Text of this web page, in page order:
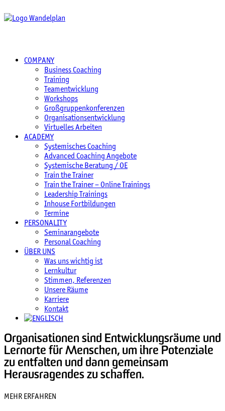
COMPANY
Business Coaching
Training
Teamentwicklung
Workshops
Großgruppenkonferenzen
Organisationsentwicklung
Virtuelles Arbeiten
ACADEMY
Systemisches Coaching
Advanced Coaching Angebote
Systemische Beratung / OE
Train the Trainer
Train the Trainer – Online Trainings
Leadership Trainings
Inhouse Fortbildungen
Termine
PERSONALITY
Seminarangebote
Personal Coaching
ÜBER UNS
Was uns wichtig ist
Lernkultur
Stimmen, Referenzen
Unsere Räume
Karriere
Kontakt
Organisationen sind Entwicklungsräume und
Lernorte für Menschen, um ihre Potenziale
zu entfalten und dann gemeinsam
Herausragendes zu schaffen.
MEHR ERFAHREN